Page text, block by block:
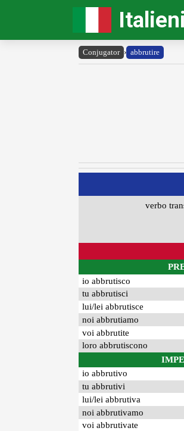
Conjugator › abbrutire
verbo
io abbrutisco
tu abbrutisci
lui/lei abbrutisce
noi abbrutiamo
voi abbrutite
loro abbrutiscono
io abbrutivo
tu abbrutivi
lui/lei abbrutiva
noi abbrutivamo
voi abbrutivate